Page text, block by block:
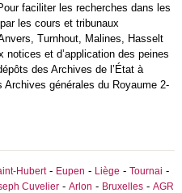
faciliter les recherches dans les
les cours et tribunaux
Turnhout, Malines, Hasselt
notices et d’application des peines
des Archives de l’État à
générales du Royaume 2-
Hubert- Eupen - Liège - Tournai -
Cuvelier- Arlon - Bruxelles- AGR